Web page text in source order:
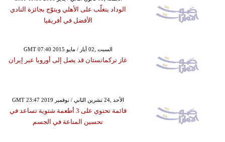
الوداد يتغلّب على الأهلي ويتوّج بجائزة النادي
الأفضل في أفريقيا
GMT 07:40 2015 السبت ,02 أيار / مايو
غاز تركمانستان قد يصل إلى أوروبا عبر إيران
GMT 23:47 2019 الأحد ,24 تشرين الثاني / نوفمبر
قائمة تحتوي على 3 أطعمة شتوية تساعد في
تحسين المناعة في الجسم